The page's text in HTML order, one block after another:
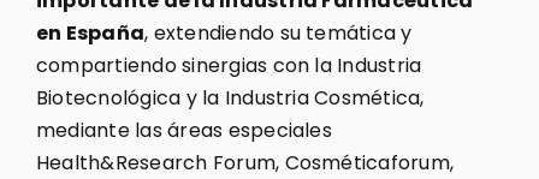
en España, extendiendo su temática y
compartiendo sinergias con la Industria
Biotecnológica y la Industria Cosmética,
mediante las áreas especiales
Health&Research Forum, Cosméticaforum,